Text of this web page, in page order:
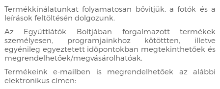
Termékkínálatunkat folyamatosan bővítjük, a fotók és a
leírások feltöltésén dolgozunk.
Az Együttlátók Boltjában forgalmazott termékek
személyesen, programjainkhoz kötöttten, illetve
egyénileg egyeztetett időpontokban megtekinthetőek és
megrendelhetőek/megvásárolhatóak.
Termékeink e-mailben is megrendelhetőek az alábbi
elektronikus címen: